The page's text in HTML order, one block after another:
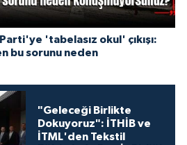
'tabelasız okul' çıkışı:
bu sorunu neden
"Geleceği Birlikte
Dokuyoruz": İTHİB ve
İTML'den Tekstil